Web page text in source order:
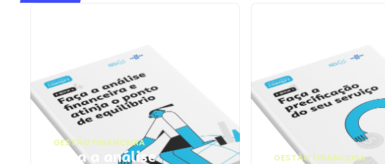
GESTÃO FINANCEIRA
Faça a análise GESTÃO FINANCEIRA